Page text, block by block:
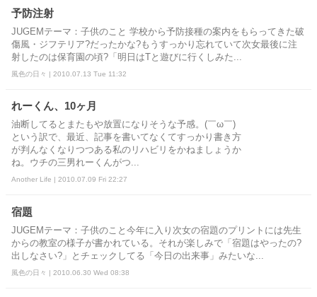
予防注射
JUGEMテーマ：子供のこと 学校から予防接種の案内をもらってきた破
傷風・ジフテリア?だったかな?もうすっかり忘れていて次女最後に注
射したのは保育園の頃?「明日はTと遊びに行くしみた...
風色の日々 | 2010.07.13 Tue 11:32
れーくん、10ヶ月
油断してるとまたもや放置になりそうな予感。(￣ω￣)ゞ
という訳で、最近、記事を書いてなくてすっかり書き方
が判んなくなりつつある私のリハビリをかねましょうか
ね。ウチの三男れーくんがつ...
Another Life | 2010.07.09 Fri 22:27
宿題
JUGEMテーマ：子供のこと今年に入り次女の宿題のプリントには先生
からの教室の様子が書かれている。それが楽しみで「宿題はやったの?
出しなさい?」とチェックしてる「今日の出来事」みたいな...
風色の日々 | 2010.06.30 Wed 08:38